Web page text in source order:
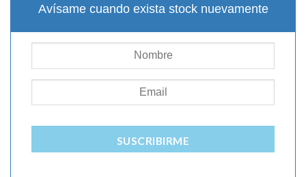
$70.000.$57.000.
Avísame cuando exista stock nuevamente
SUSCRIBIRME